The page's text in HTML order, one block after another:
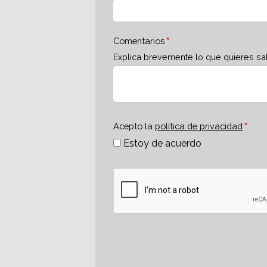
Comentarios
Explica brevemente lo que quieres
Acepto la política de privacidad
Estoy de acuerdo